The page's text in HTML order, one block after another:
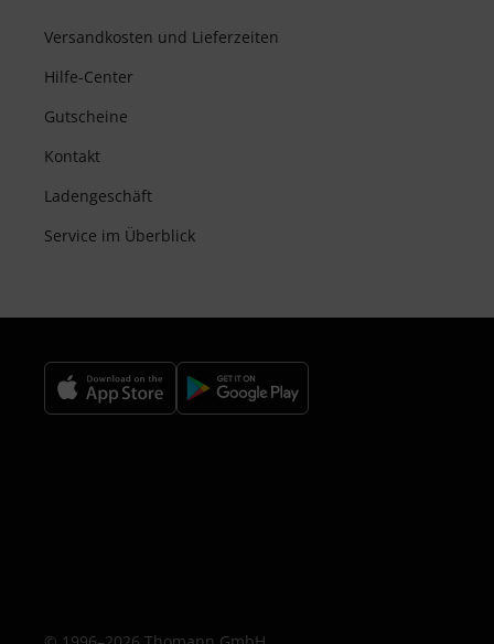
Versandkosten und Lieferzeiten
Hilfe-Center
Gutscheine
Kontakt
Ladengeschäft
Service im Überblick